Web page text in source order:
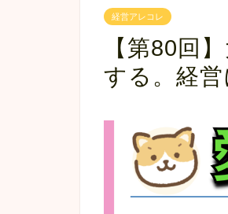
経営アレコレ
【第80回
する。経営